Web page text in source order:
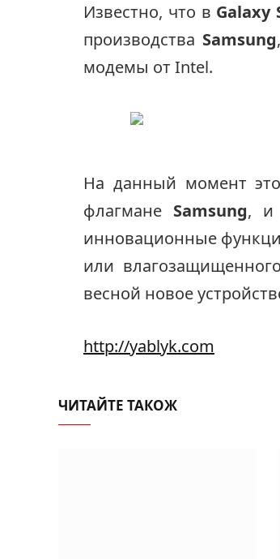
Известно, что в Galaxy
производства Samsung
модемы от Intel.
На данный момент
флагмане Samsung, и
инновационные
или
весной новое
http://yablyk.com
ЧИТАЙТЕ ТАКОЖ